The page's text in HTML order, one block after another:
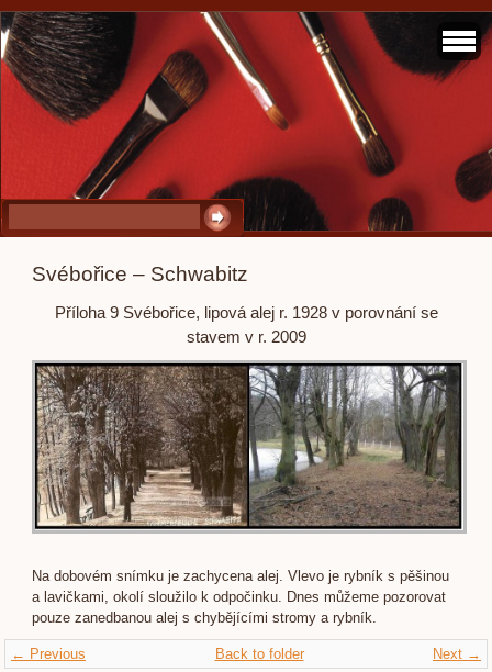
Svébořice – Schwabitz
Příloha 9 Svébořice, lipová alej r. 1928 v porovnání se
stavem v r. 2009
Na dobovém snímku je zachycena alej. Vlevo je rybník s pěšinou
a lavičkami, okolí sloužilo k odpočinku. Dnes můžeme pozorovat
pouze zanedbanou alej s chybějícími stromy a rybník.
← Previous Next →
Back to folder